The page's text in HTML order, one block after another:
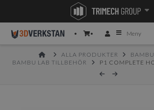
Meny
HOMEALLA PRODUKTER
BAMBU LAB TILLBEHÖR
P1 COMPLETE